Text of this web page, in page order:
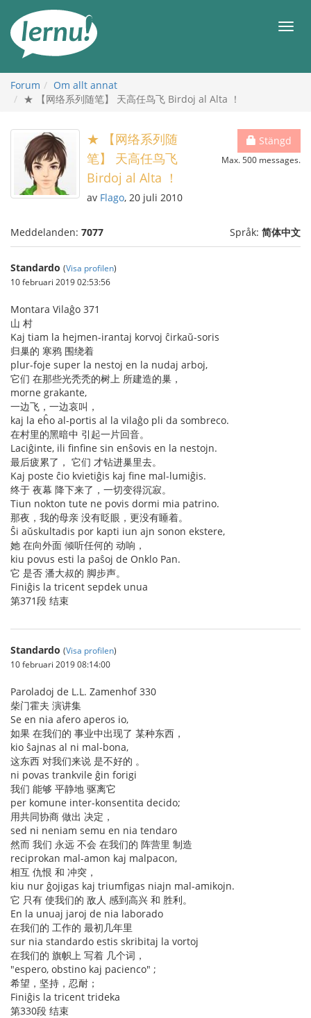
sidans
innehåll
Meny
Forum
Om allt annat
★ 【网络系列随笔】 天高任鸟飞 Birdoj al Alta ！
Stängd
Max. 500 messages.
★ 【网络系列随
笔】 天高任鸟飞
Birdoj al Alta ！
av Flago, 20 juli 2010
Meddelanden: 7077 Språk: 简体中文
Standardo (Visa profilen)
10 februari 2019 02:53:56
Montara Vilaĝo 371
山 村
Kaj tiam la hejmen-irantaj korvoj ĉirkaŭ-soris
归巢的 寒鸦 围绕着
plur-foje super la nestoj en la nudaj arboj,
它们 在那些光秃秃的树上 所建造的巢，
morne grakante,
一边飞，一边哀叫，
kaj la eĥo al-portis al la vilaĝo pli da sombreco.
在村里的黑暗中 引起一片回音。
Laciĝinte, ili finfine sin enŝovis en la nestojn.
最后疲累了， 它们 才钻进巢里去。
Kaj poste ĉio kvietiĝis kaj fine mal-lumiĝis.
终于 夜幕 降下来了，一切变得沉寂。
Tiun nokton tute ne povis dormi mia patrino.
那夜，我的母亲 没有眨眼，更没有睡着。
Ŝi aŭskultadis por kapti iun ajn sonon ekstere,
她 在向外面 倾听任何的 动响，
kiu povus esti la paŝoj de Onklo Pan.
它 是否 潘大叔的 脚步声。
Finiĝis la tricent sepdek unua
第371段 结束
Standardo (Visa profilen)
10 februari 2019 08:14:00
Paroladoj de L.L. Zamenhof 330
柴门霍夫 演讲集
Se en nia afero aperos io,
如果 在我们的 事业中出现了 某种东西，
kio ŝajnas al ni mal-bona,
这东西 对我们来说 是不好的 。
ni povas trankvile ĝin forigi
我们 能够 平静地 驱离它
per komune inter-konsentita decido;
用共同协商 做出 决定，
sed ni neniam semu en nia tendaro
然而 我们 永远 不会 在我们的 阵营里 制造
reciprokan mal-amon kaj malpacon,
相互 仇恨 和 冲突，
kiu nur ĝojigas kaj triumfigas niajn mal-amikojn.
它 只有 使我们的 敌人 感到高兴 和 胜利。
En la unuaj jaroj de nia laborado
在我们的 工作的 最初几年里
sur nia standardo estis skribitaj la vortoj
在我们的 旗帜上 写着 几个词，
"espero, obstino kaj pacienco" ;
希望，坚持，忍耐；
Finiĝis la tricent trideka
第330段 结束